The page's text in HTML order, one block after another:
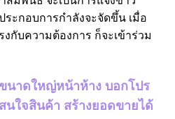
ะกอบการกำลังจะจัดขึ้น เมื่อ
กับความต้องการ ก็จะเข้าร่วม
นาดใหญ่หน้าห้าง บอกโปร
ใจสินค้า สร้างยอดขายได้